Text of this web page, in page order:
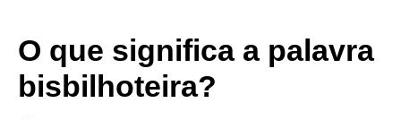
O que significa a palavra
bisbilhoteira?